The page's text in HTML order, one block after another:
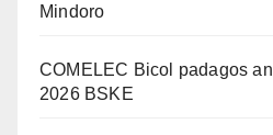
Mindoro
COMELEC Bicol padagos
2026 BSKE